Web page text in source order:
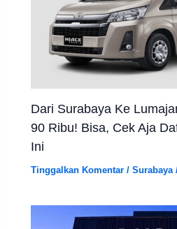
Dari Surabaya Ke
90 Ribu! Bisa, Cek Aja
Ini
Tinggalkan Komentar /Surabaya